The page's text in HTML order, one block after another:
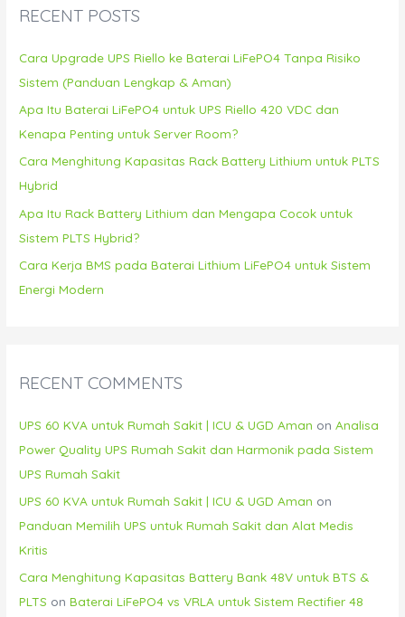
h
:
RECENT POSTS
Cara Upgrade UPS Riello ke Baterai LiFePO4 Tanpa Risiko
Sistem (Panduan Lengkap & Aman)
Apa Itu Baterai LiFePO4 untuk UPS Riello 420 VDC dan
Kenapa Penting untuk Server Room?
Cara Menghitung Kapasitas Rack Battery Lithium untuk PLTS
Hybrid
Apa Itu Rack Battery Lithium dan Mengapa Cocok untuk
Sistem PLTS Hybrid?
Cara Kerja BMS pada Baterai Lithium LiFePO4 untuk Sistem
Energi Modern
RECENT COMMENTS
UPS 60 KVA untuk Rumah Sakit | ICU & UGD Aman onAnalisa
Power Quality UPS Rumah Sakit dan Harmonik pada Sistem
UPS Rumah Sakit
UPS 60 KVA untuk Rumah Sakit | ICU & UGD Aman on
Panduan Memilih UPS untuk Rumah Sakit dan Alat Medis
Kritis
Cara Menghitung Kapasitas Battery Bank 48V untuk BTS &
PLTS onBaterai LiFePO4 vs VRLA untuk Sistem Rectifier 48